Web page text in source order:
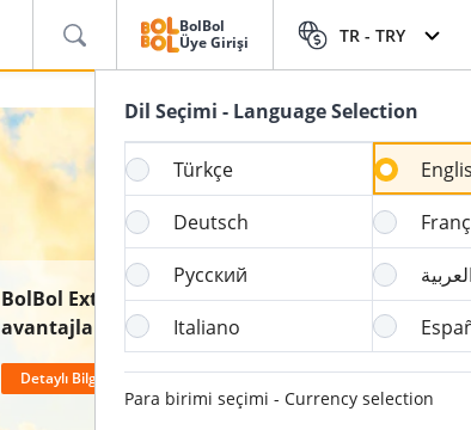
BolBol
Üye Girişi
TR - TRY
Dil Seçimi - Language Selection
Türkçe
Deutsch
Русский
Italiano
Para birimi seçimi - Currency selection
BolBol Extralılara özel
avantajlar: %50 Bagaj
İndirimi, Ücretsiz İptal Hakkı
ve 2 Kat BolPuan!
Detaylı Bilgi Al